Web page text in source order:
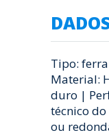
Tipo:
Material:
duro |
técnico
ou